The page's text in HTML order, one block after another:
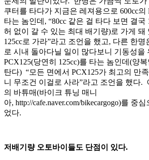
쿠터를 타다가 지금은 레져용으로 600cc
타는 놈인데, “80cc 같은 걸 타다 보면 결국
허 없이 갈 수 있는 최대 배기량)로 가게 돼
125cc로 가라”라고 조언을 했고, 다른 한
로 시내 돌아다닐 일이 많다보니 기동성을
PCX125(당연히 125cc)를 타는 놈인데(양
탄다) “모든 면에서 PCX125가 최고의 만
니 무조건 이걸로 사라”라고 조언을 했다.
의 바튜매(바이크 튜닝 매니
아, http://cafe.naver.com/bikecargogo)를 중
었다.
저배기량 오토바이들도 단점이 있다.